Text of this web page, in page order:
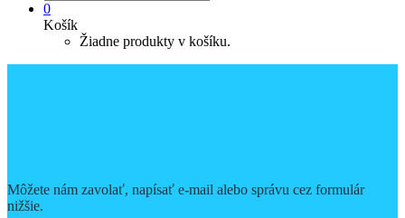
0
Košík
Žiadne produkty v košíku.
Môžete nám zavolať, napísať e-mail alebo správu cez formulár
nižšie.